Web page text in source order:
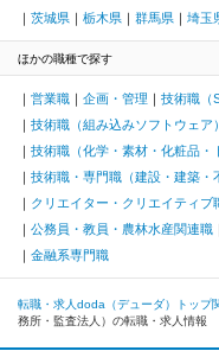
茨城県 栃木県 群馬県 埼玉
ほかの職種で探す
営業職 企画・管理
技術職（
技術職（組み込みソフトウェア）
技術職（化学・素材・化粧品・
技術職・専門職（建設・建築・
クリエイター・クリエイティブ
公務員・教員・農林水産関連職
金融系専門職
転職・求人doda（デューダ）トップ
務所・監査法人）の転職・求人情報